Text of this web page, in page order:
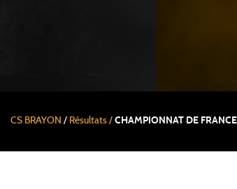
CS BRAYON / Résultats / CHAMPIONNAT DE